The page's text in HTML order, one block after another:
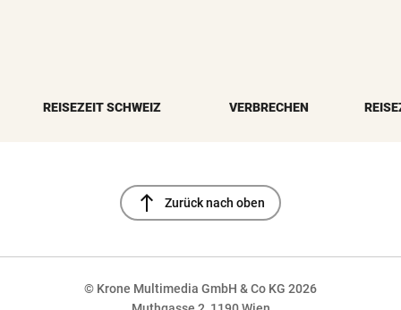
REISEZEIT SCHWEIZ VERBRECHEN
north Zurück nach oben
© Krone Multimedia GmbH & Co KG 2026